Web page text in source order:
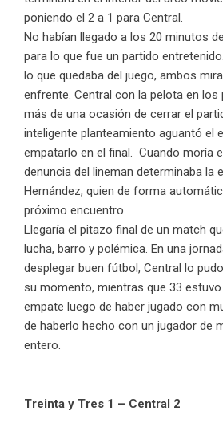
poniendo el 2 a 1 para Central.
No habían llegado a los 20 minutos
para lo que fue un partido
lo que quedaba del juego, ambos
enfrente. Central con la pelota en los
más de una ocasión de cerrar el
inteligente planteamiento aguantó el
empatarlo en el final. Cuando moría
denuncia del lineman determinaba la
Hernández, quien de forma
próximo encuentro.
Llegaría el pitazo final de un match
lucha, barro y polémica. En una
desplegar buen fútbol, Central lo
su momento, mientras que 33
empate luego de haber jugado con
de haberlo hecho con un jugador de
entero.
Treinta y Tres 1 – Central 2